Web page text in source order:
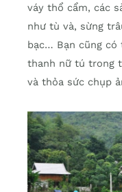
váy thổ cẩm, các
như tù và, sừng
bạc… Bạn cũng có
thanh nữ tú trong
và thỏa sức chụp